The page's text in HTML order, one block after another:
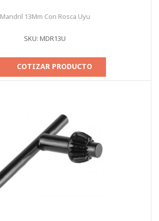
Mandril 13Mm Con Rosca Uyu
SKU: MDR13U
COTIZAR PRODUCTO